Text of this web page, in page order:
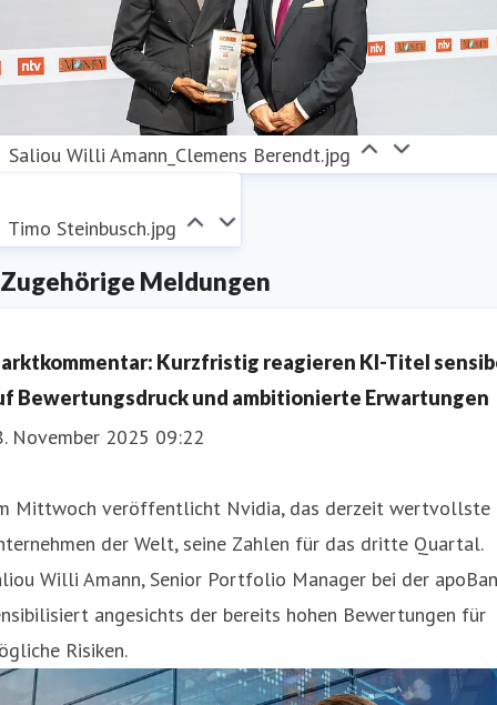
Saliou Willi Amann_Clemens Berendt.jpg
Timo Steinbusch.jpg
Zugehörige Meldungen
Kurzfristig reagieren KI-Titel
Bewertungsdruck und ambitionierte Erwartungen
November 2025 09:22
Mittwoch veröffentlicht Nvidia, das derzeit wertvollste
der Welt, seine Zahlen für das dritte Quartal.
Willi Amann, Senior Portfolio Manager bei der
angesichts der bereits hohen Bewertungen für
Risiken.